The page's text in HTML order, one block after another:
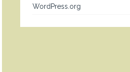
WordPress.org